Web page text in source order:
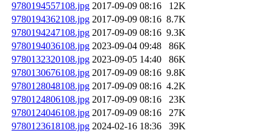
9780194557108.jpg 2017-09-09 08:16
12K
9780194362108.jpg 2017-09-09 08:16 8.7K
9780194247108.jpg 2017-09-09 08:16 9.3K
9780194036108.jpg 2023-09-04 09:48
86K
9780132320108.jpg 2023-09-05 14:40
86K
9780130676108.jpg 2017-09-09 08:16 9.8K
9780128048108.jpg 2017-09-09 08:16 4.2K
9780124806108.jpg 2017-09-09 08:16
23K
9780124046108.jpg 2017-09-09 08:16
27K
9780123618108.jpg 2024-02-16 18:36
39K